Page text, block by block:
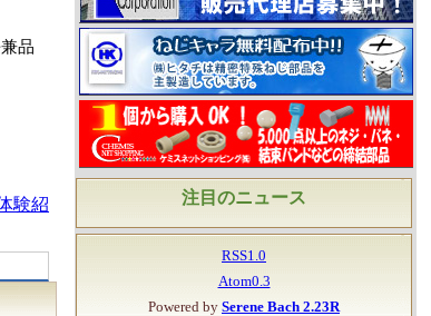
品
験紹
注目のニュース
RSS1.0
Atom0.3
Powered by Serene Bach 2.23R